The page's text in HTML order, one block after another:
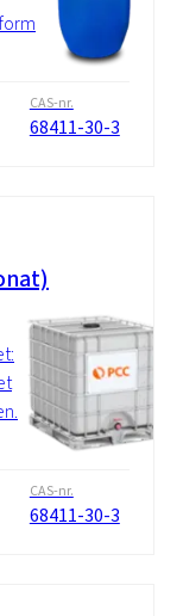
CAS-nr.
68411-30-3
CAS-nr.
68411-30-3